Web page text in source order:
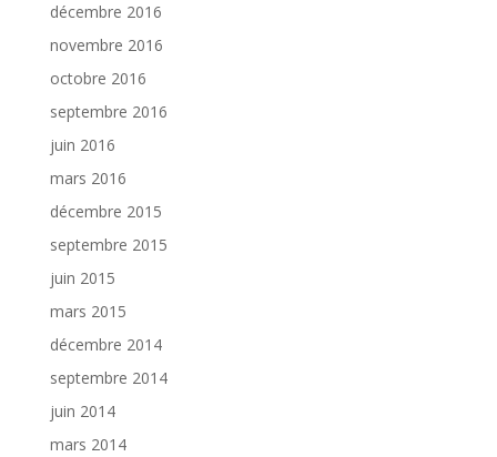
décembre 2016
novembre 2016
octobre 2016
septembre 2016
juin 2016
mars 2016
décembre 2015
septembre 2015
juin 2015
mars 2015
décembre 2014
septembre 2014
juin 2014
mars 2014